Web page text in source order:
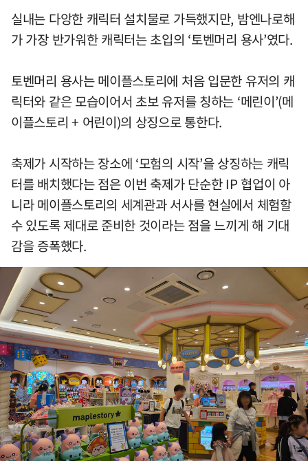
실내는 다앙한 캐릭터 설치물로 가득했지만, 밤엔나로해
가 가장 반가워한 캐릭터는 초입의 ‘토벤머리 용사’였다.
토벤머리 용사는 메이플스토리에 처음 입문한 유저의 캐
릭터와 같은 모습이어서 초보 유저를 칭하는 ‘메린이’(메
이플스토리 + 어린이)의 상징으로 통한다.
축제가 시작하는 장소에 ‘모험의 시작’을 상징하는 캐릭
터를 배치했다는 점은 이번 축제가 단순한 IP 협업이 아
니라 메이플스토리의 세계관과 서사를 현실에서 체험할
수 있도록 제대로 준비한 것이라는 점을 느끼게 해 기대
감을 증폭했다.